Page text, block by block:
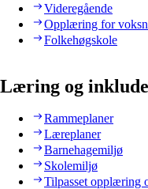
Videregående
Opplæring for
Folkehøgskole
Læring og
Rammeplaner
Læreplaner
Barnehagemiljø
Skolemiljø
Tilpasset opplæring